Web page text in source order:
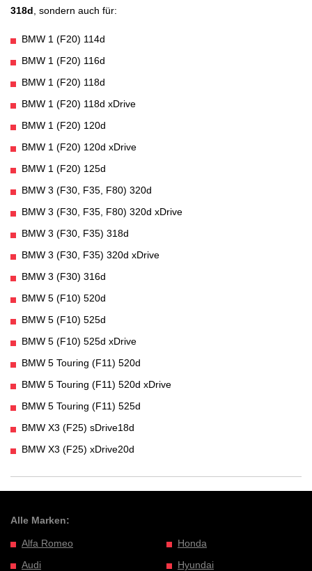
318d , sondern auch für:
BMW 1 (F20) 114d
BMW 1 (F20) 116d
BMW 1 (F20) 118d
BMW 1 (F20) 118d xDrive
BMW 1 (F20) 120d
BMW 1 (F20) 120d xDrive
BMW 1 (F20) 125d
BMW 3 (F30, F35, F80) 320d
BMW 3 (F30, F35, F80) 320d xDrive
BMW 3 (F30, F35) 318d
BMW 3 (F30, F35) 320d xDrive
BMW 3 (F30) 316d
BMW 5 (F10) 520d
BMW 5 (F10) 525d
BMW 5 (F10) 525d xDrive
BMW 5 Touring (F11) 520d
BMW 5 Touring (F11) 520d xDrive
BMW 5 Touring (F11) 525d
BMW X3 (F25) sDrive18d
BMW X3 (F25) xDrive20d
Alle Marken:
Alfa Romeo
Audi
Honda
Hyundai